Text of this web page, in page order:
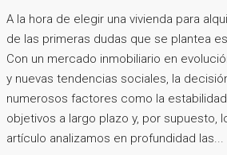
A la hora de elegir una vivienda para
de las primeras dudas que se plantea
Con un mercado inmobiliario en
y nuevas tendencias sociales, la
numerosos factores como la
objetivos a largo plazo y, por supuesto,
artículo analizamos en profundidad las...